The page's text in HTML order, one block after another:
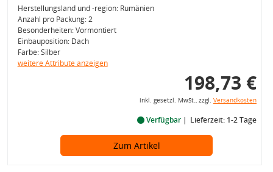
Herstellungsland und -region: Rumänien
Anzahl pro Packung: 2
Besonderheiten: Vormontiert
Einbauposition: Dach
Farbe: Silber
weitere Attribute anzeigen
198,73 €
inkl. gesetzl. MwSt., zzgl. Versandkosten
Verfügbar Lieferzeit: 1-2 Tage
Zum Artikel